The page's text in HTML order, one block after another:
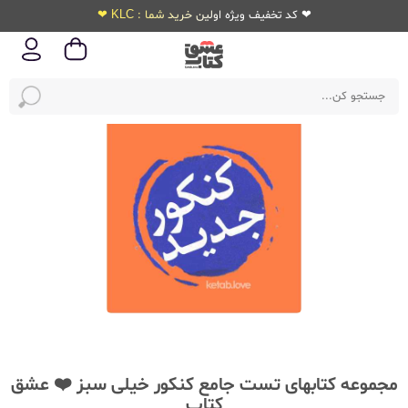
❤ کد تخفیف ویژه اولین خرید شما : KLC ❤
مجموعه کتابهای تست جامع کنکور خیلی سبز ❤️ عشق